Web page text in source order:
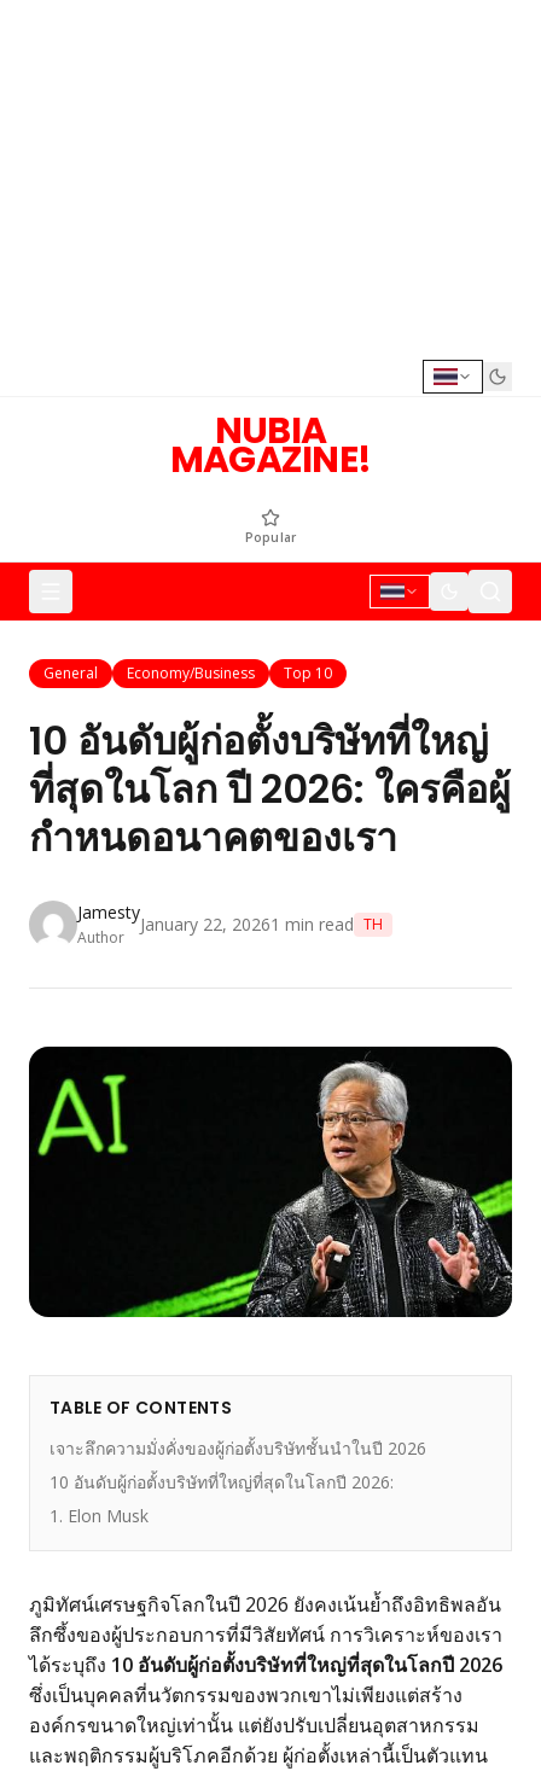
NUBIA
MAGAZINE!
Popular
General Economy/Business Top 10
10 อันดับผู้ก่อตั้งบริษัทที่ใหญ่
ที่สุดในโลก ปี 2026: ใครคือผู้
กำหนดอนาคตของเรา
Jamesty
Author
January 22, 20261 min read TH
TABLE OF CONTENTS
เจาะลึกความมั่งคั่งของผู้ก่อตั้งบริษัทชั้นนำในปี 2026
10 อันดับผู้ก่อตั้งบริษัทที่ใหญ่ที่สุดในโลกปี 2026:
1. Elon Musk
ภูมิทัศน์เศรษฐกิจโลกในปี 2026 ยังคงเน้นย้ำถึงอิทธิพลอัน
ลึกซึ้งของผู้ประกอบการที่มีวิสัยทัศน์ การวิเคราะห์ของเรา
ได้ระบุถึง 10 อันดับผู้ก่อตั้งบริษัทที่ใหญ่ที่สุดในโลกปี 2026
ซึ่งเป็นบุคคลที่นวัตกรรมของพวกเขาไม่เพียงแต่สร้าง
องค์กรขนาดใหญ่เท่านั้น แต่ยังปรับเปลี่ยนอุตสาหกรรม
และพฤติกรรมผู้บริโภคอีกด้วย ผู้ก่อตั้งเหล่านี้เป็นตัวแทน